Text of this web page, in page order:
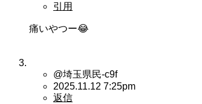
引用
痛いやつー😂
@埼玉県民-c9f
2025.11.12 7:25pm
返信